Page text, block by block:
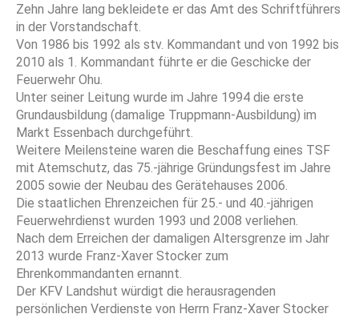
Zehn Jahre lang bekleidete er das Amt des Schriftführers
in der Vorstandschaft.
Von 1986 bis 1992 als stv. Kommandant und von 1992 bis
2010 als 1. Kommandant führte er die Geschicke der
Feuerwehr Ohu.
Unter seiner Leitung wurde im Jahre 1994 die erste
Grundausbildung (damalige Truppmann-Ausbildung) im
Markt Essenbach durchgeführt.
Weitere Meilensteine waren die Beschaffung eines TSF
mit Atemschutz, das 75.-jährige Gründungsfest im Jahre
2005 sowie der Neubau des Gerätehauses 2006.
Die staatlichen Ehrenzeichen für 25.- und 40.-jährigen
Feuerwehrdienst wurden 1993 und 2008 verliehen.
Nach dem Erreichen der damaligen Altersgrenze im Jahr
2013 wurde Franz-Xaver Stocker zum
Ehrenkommandanten ernannt.
Der KFV Landshut würdigt die herausragenden
persönlichen Verdienste von Herrn Franz-Xaver Stocker